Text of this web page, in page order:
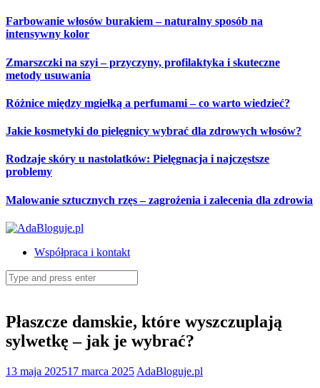
Skip
to
Farbowanie włosów burakiem – naturalny sposób na
intensywny kolor
Zmarszczki na szyi – przyczyny, profilaktyka i skuteczne
metody usuwania
Różnice między mgiełką a perfumami – co warto wiedzieć?
Jakie kosmetyki do pielęgnicy wybrać dla zdrowych włosów?
Rodzaje skóry u nastolatków: Pielęgnacja i najczęstsze
problemy
Malowanie sztucznych rzęs – zagrożenia i zalecenia dla zdrowia
Współpraca i kontakt
Search
for:
Płaszcze damskie, które wyszczuplają
sylwetkę – jak je wybrać?
13 maja 202517 marca 2025 AdaBloguje.pl